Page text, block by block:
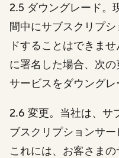
2.5 ダウングレード。
間中にサブスクリプ
ドすることはできま
に署名した場合、次
サービスをダウングレ
2.6 変更。当社は、サ
ブスクリプションサー
これには、お客さま